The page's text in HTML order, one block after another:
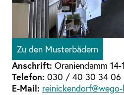
Zu den Musterbädern
Anschrift: Oraniendamm
Telefon: 030 / 40 30 34 06
E-Mail: